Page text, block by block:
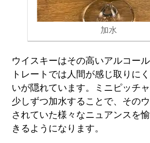
加水
ウイスキーはその高いアルコー
トレートでは人間が感じ取りに
いが隠れています。ミニピッチ
少しずつ加水することで、その
されていた様々なニュアンスを
きるようになります。